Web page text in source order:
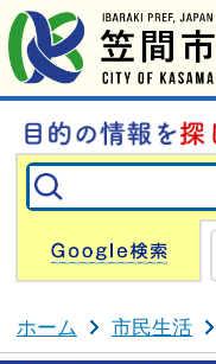
ホーム 市民生活